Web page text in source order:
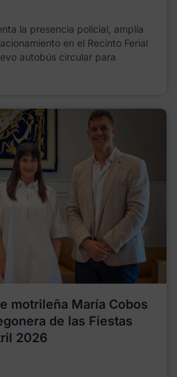
la presencia policial, amplía
en el Recinto Ferial
autobús circular para
motrileña María Cobos
de las Fiestas
2026